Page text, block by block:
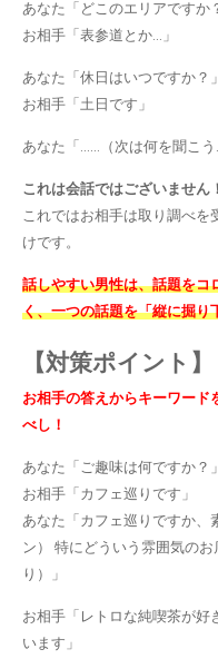
あなた「どこのエリアですか
お相手「表参道とか…」
あなた「休日はいつですか？」
お相手「土日です」
あなた「……（次は何を聞こう
これは会話ではございません！
これではお相手は取り調べ
けです。
話しやすい男性は、話題をコ
く、一つの話題を「縦に掘り
【対策ポイント】
お相手の答えからキーワード
べし！
あなた「ご趣味は何ですか？」
お相手「カフェ巡りです」
あなた「カフェ巡りですか、
ン） 特にどういう雰囲気の
り）」
お相手「レトロな純喫茶が好
います」